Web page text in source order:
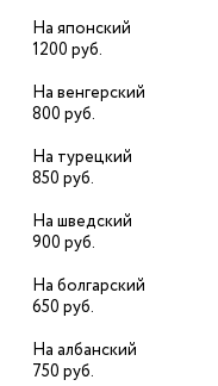
На японский
1200 руб.
На венгерский
800 руб.
На турецкий
850 руб.
На шведский
900 руб.
На болгарский
650 руб.
На албанский
750 руб.